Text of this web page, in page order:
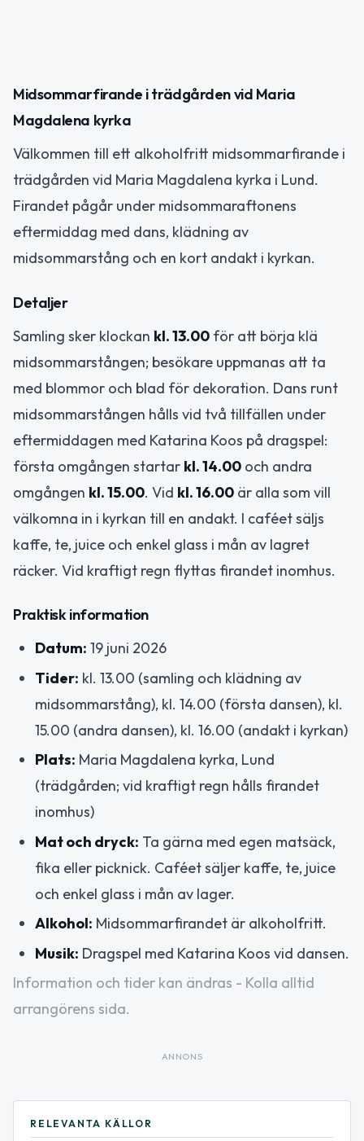
Midsommarfirande i trädgården vid Maria
Magdalena kyrka
Välkommen till ett alkoholfritt midsommarfirande i
trädgården vid Maria Magdalena kyrka i Lund.
Firandet pågår under midsommaraftonens
eftermiddag med dans, klädning av
midsommarstång och en kort andakt i kyrkan.
Detaljer
Samling sker klockan kl. 13.00 för att börja klä
midsommarstången; besökare uppmanas att ta
med blommor och blad för dekoration. Dans runt
midsommarstången hålls vid två tillfällen under
eftermiddagen med Katarina Koos på dragspel:
första omgången startar kl. 14.00 och andra
omgången kl. 15.00. Vid kl. 16.00 är alla som vill
välkomna in i kyrkan till en andakt. I caféet säljs
kaffe, te, juice och enkel glass i mån av lagret
räcker. Vid kraftigt regn flyttas firandet inomhus.
Praktisk information
Datum: 19 juni 2026
Tider: kl. 13.00 (samling och klädning av
midsommarstång), kl. 14.00 (första dansen), kl.
15.00 (andra dansen), kl. 16.00 (andakt i kyrkan)
Plats: Maria Magdalena kyrka, Lund
(trädgården; vid kraftigt regn hålls firandet
inomhus)
Mat och dryck: Ta gärna med egen matsäck,
fika eller picknick. Caféet säljer kaffe, te, juice
och enkel glass i mån av lager.
Alkohol: Midsommarfirandet är alkoholfritt.
Musik: Dragspel med Katarina Koos vid dansen.
Information och tider kan ändras - Kolla alltid
arrangörens sida.
ANNONS
RELEVANTA KÄLLOR